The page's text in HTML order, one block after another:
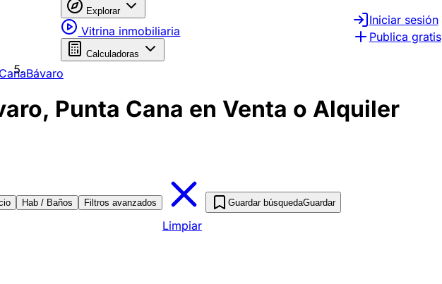
Explorar
Vitrina inmobiliaria
Calculadoras
Iniciar sesión
Publica gratis
Bávaro
Punta Cana en Venta o Alquiler
Hab / Baños Filtros avanzados
Limpiar
Guardar búsquedaGuardar